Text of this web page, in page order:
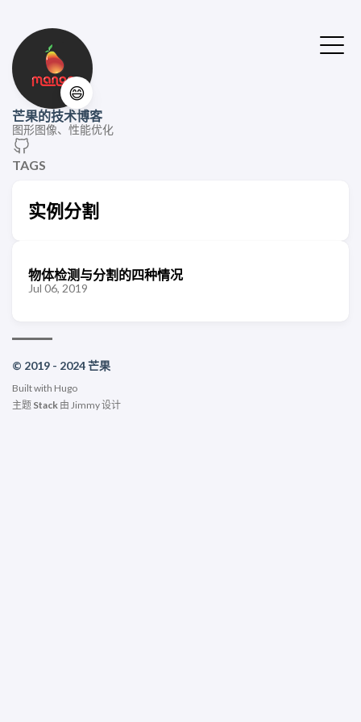
😄
芒果的技术博客
图形图像、性能优化
TAGS
实例分割
物体检测与分割的四种情况
Jul 06, 2019
© 2019 - 2024 芒果
Built with Hugo
主题 Stack 由 Jimmy设计